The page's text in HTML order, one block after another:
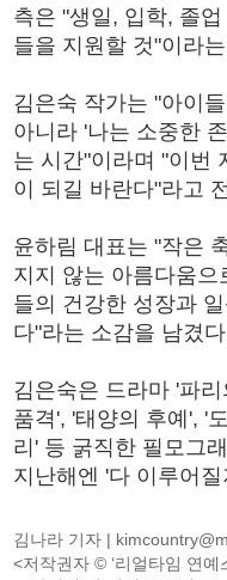
측은 "생일, 입학, 졸
들을 지원할 것"이라
김은숙 작가는 "아이
아니라 '나는 소중한
는 시간"이라며 "이번
이 되길 바란다"라고
윤하림 대표는 "작은
지지 않는 아름다움으
들의 건강한 성장과
다"라는 소감을 남겼
김은숙은 드라마 '파
품격', '태양의 후예', '
리' 등 굵직한 필모그
지난해엔 '다 이루어
김나라 기자 |
<저작권자 © ‘리얼타임 연예